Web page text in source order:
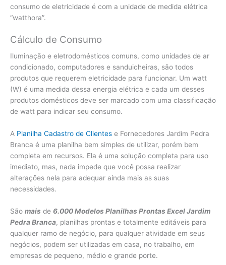
consumo de eletricidade é com a unidade de medida elétrica
“watthora”.
Cálculo de Consumo
Iluminação e eletrodomésticos comuns, como unidades de ar
condicionado, computadores e sanduicheiras, são todos
produtos que requerem eletricidade para funcionar. Um watt
(W) é uma medida dessa energia elétrica e cada um desses
produtos domésticos deve ser marcado com uma classificação
de watt para indicar seu consumo.
A Planilha Cadastro de Clientes e Fornecedores Jardim Pedra
Branca é uma planilha bem simples de utilizar, porém bem
completa em recursos. Ela é uma solução completa para uso
imediato, mas, nada impede que você possa realizar
alterações nela para adequar ainda mais as suas
necessidades.
São mais de 6.000 Modelos Planilhas Prontas Excel Jardim
Pedra Branca, planilhas prontas e totalmente editáveis para
qualquer ramo de negócio, para qualquer atividade em seus
negócios, podem ser utilizadas em casa, no trabalho, em
empresas de pequeno, médio e grande porte.